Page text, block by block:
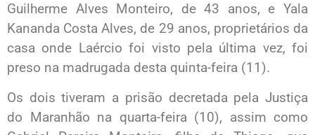
Guilherme Alves Monteiro, de 43 anos, e Yala
Kananda Costa Alves, de 29 anos, proprietários da
casa onde Laércio foi visto pela última vez, foi
preso na madrugada desta quinta-feira (11).
Os dois tiveram a prisão decretada pela Justiça
do Maranhão na quarta-feira (10), assim como